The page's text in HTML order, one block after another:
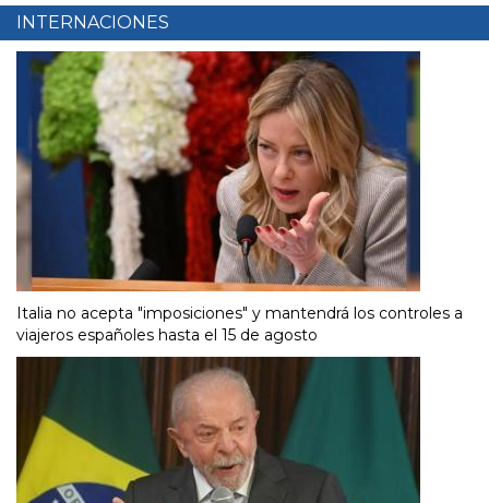
INTERNACIONES
Italia no acepta "imposiciones" y mantendrá los controles a
viajeros españoles hasta el 15 de agosto